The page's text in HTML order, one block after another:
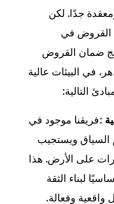
جدًا. لكن
برنامج ضمان القروض في
ضمان القروض
في البيئات عالية
التالية:
:فريقنا موجود في
السياق ويستجيب
على الأرض. هذا
لبناء الثقة
وفعالة.